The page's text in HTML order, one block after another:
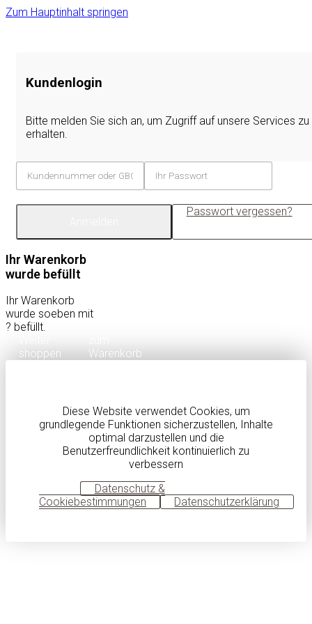
Zum Hauptinhalt springen
Kundenlogin
Bitte melden Sie sich an, um Zugriff auf unsere Services zu
erhalten.
Passwort vergessen?
Ihr Warenkorb
wurde befüllt
Ihr Warenkorb
wurde soeben mit
? befüllt.
shoppen
Warenkorb
Diese Website verwendet Cookies, um
grundlegende Funktionen sicherzustellen, Inhalte
optimal darzustellen und die
Benutzerfreundlichkeit kontinuierlich zu
verbessern
Datenschutz &
Cookiebestimmungen
Datenschutzerklärung